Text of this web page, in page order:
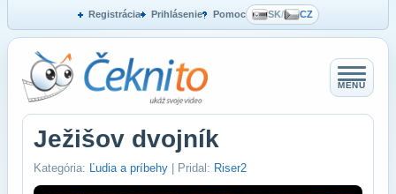
Registrácia Prihlásenie Pomoc SK/ CZ
MENU
Ježišov dvojník
Kategória: Ľudia a príbehy | Pridal: Riser2